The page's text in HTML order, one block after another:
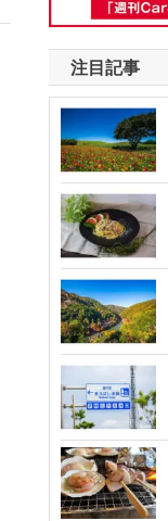
注目記事